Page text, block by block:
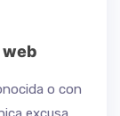
o con